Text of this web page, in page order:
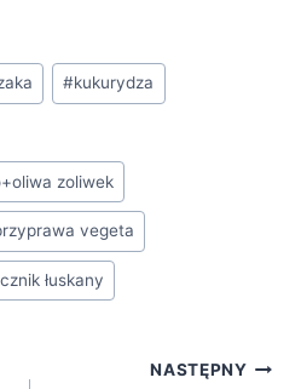
#kukurydza
zoliwek
vegeta
łuskany
NASTĘPNY